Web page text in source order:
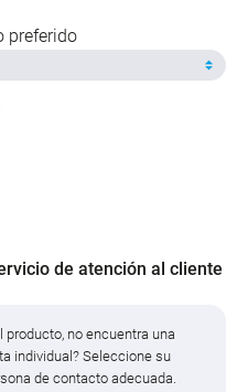
preferido
de atención al cliente
no encuentra una
individual? Seleccione su
de contacto adecuada.